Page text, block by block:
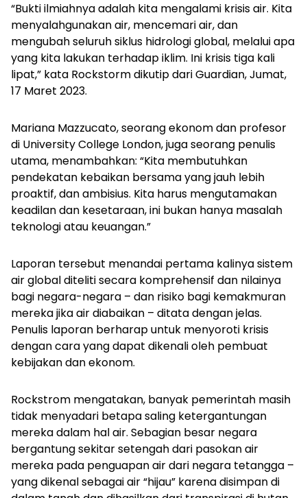
“Bukti ilmiahnya adalah kita mengalami krisis air. Kita
menyalahgunakan air, mencemari air, dan
mengubah seluruh siklus hidrologi global, melalui apa
yang kita lakukan terhadap iklim. Ini krisis tiga kali
lipat,” kata Rockstorm dikutip dariGuardian, Jumat,
17 Maret 2023.
Mariana Mazzucato, seorang ekonom dan profesor
di University College London, juga seorang penulis
utama, menambahkan: “Kita membutuhkan
pendekatan kebaikan bersama yang jauh lebih
proaktif, dan ambisius. Kita harus mengutamakan
keadilan dan kesetaraan, ini bukan hanya masalah
teknologi atau keuangan.”
Laporan tersebut menandai pertama kalinya sistem
air global diteliti secara komprehensif dan nilainya
bagi negara-negara – dan risiko bagi kemakmuran
mereka jika air diabaikan – ditata dengan jelas.
Penulis laporan berharap untuk menyoroti krisis
dengan cara yang dapat dikenali oleh pembuat
kebijakan dan ekonom.
Rockstrom mengatakan, banyak pemerintah masih
tidak menyadari betapa saling ketergantungan
mereka dalam hal air. Sebagian besar negara
bergantung sekitar setengah dari pasokan air
mereka pada penguapan air dari negara tetangga –
yang dikenal sebagai air “hijau” karena disimpan di